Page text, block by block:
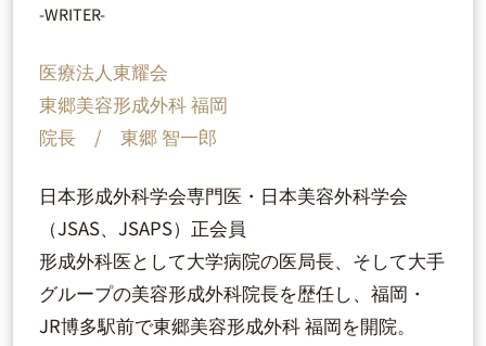
-WRITER-
医療法人東耀会
東郷美容形成外科 福岡
院長 / 東郷 智一郎
日本形成外科学会専門医・日本美容外科学会
（JSAS、JSAPS）正会員
形成外科医として大学病院の医局長、そして大手
グループの美容形成外科院長を歴任し、福岡・
JR博多駅前で東郷美容形成外科 福岡を開院。